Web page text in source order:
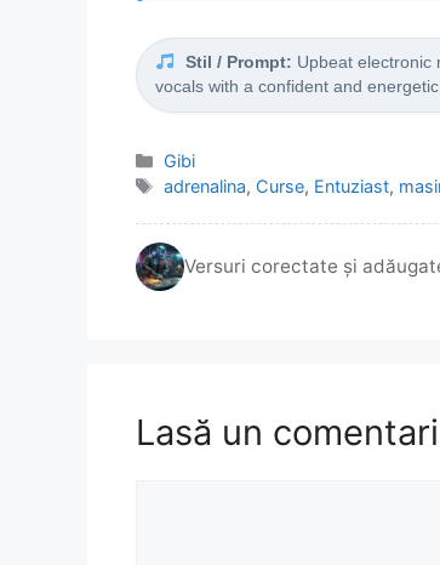
Stil / Prompt: Upbeat electronic
vocals with a confident and
Categorii
Gibi
Etichete
adrenalina, Curse, Entuziast,
Versuri corectate și
Lasă un